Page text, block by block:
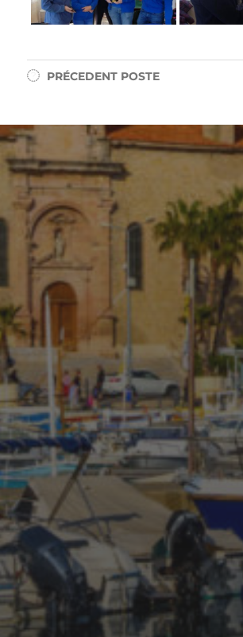
PRÉCEDENTPOSTE